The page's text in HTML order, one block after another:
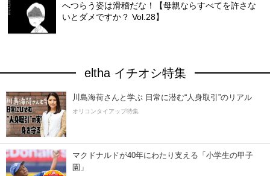
へつらう姿は滑稽だな！【母親ならすべてを許さな
いとダメですか？ Vol.28】
eltha イチオシ特集
川島海荷さんと学ぶ 日常に潜む“人身取引”のリアル
オリコンタイアップ特集
マクドナルドが40年にわたり支える「小学生の甲子
園」